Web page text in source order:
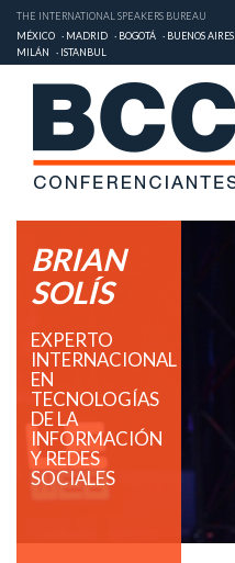
THE INTERNATIONAL SPEAKERS BUREAU
MÉXICO
MADRID BOGOTÁ BUENOS AIRES
MILÁN
ISTANBUL
BRIAN
SOLÍS
EXPERTO
INTERNACIONAL
EN
TECNOLOGÍAS
DE LA
INFORMACIÓN
Y REDES
SOCIALES